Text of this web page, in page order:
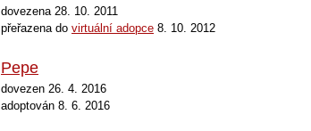
dovezena 28. 10. 2011
přeřazena do virtuální adopce 8. 10. 2012
Pepe
dovezen 26. 4. 2016
adoptován 8. 6. 2016